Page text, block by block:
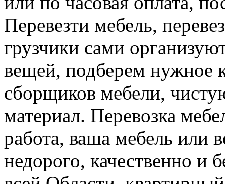
Перевезти мебель,
грузчики сами
вещей, подберем нужное
сборщиков мебели,
материал. Перевозка
работа, ваша мебель или
недорого, качественно и